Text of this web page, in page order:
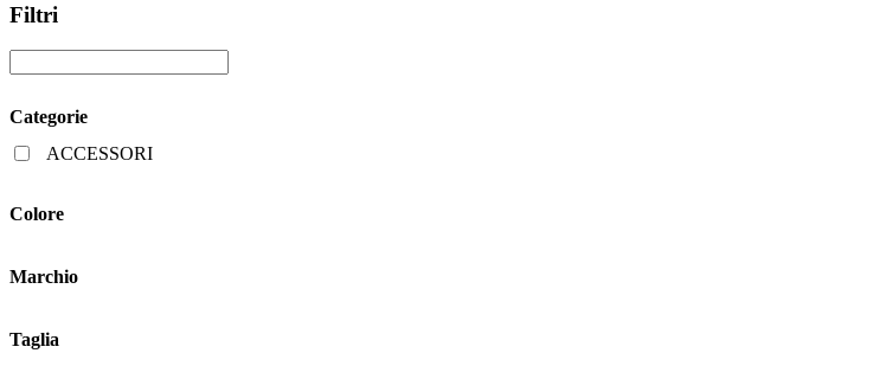
Filtri
Categorie
ACCESSORI
Colore
Marchio
Taglia